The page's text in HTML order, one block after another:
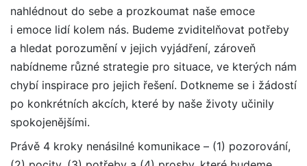
nahlédnout do sebe a prozkoumat naše emoce
i emoce lidí kolem nás. Budeme zviditelňovat potřeby
a hledat porozumění v jejich vyjádření, zároveň
nabídneme různé strategie pro situace, ve kterých nám
chybí inspirace pro jejich řešení. Dotkneme se i žádostí
po konkrétních akcích, které by naše životy učinily
spokojenějšími.
Právě 4 kroky nenásilné komunikace – (1) pozorování,